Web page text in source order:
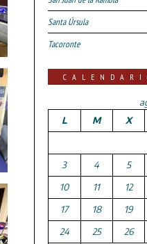
Santa Úrsula
Tacoronte
L
M X
3
4 5
10
11 12
17
18 19
24
25 26